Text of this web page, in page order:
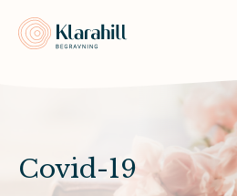
Covid-19